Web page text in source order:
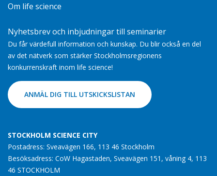
Om life science
Nyhetsbrev och inbjudningar till seminarier
Du får värdefull information och kunskap. Du blir också en del
av det nätverk som stärker Stockholmsregionens
konkurrenskraft inom life science!
ANMÄL DIG TILL UTSKICKSLISTAN
STOCKHOLM SCIENCE CITY
Postadress: Sveavägen 166, 113 46 Stockholm
Besöksadress: CoW Hagastaden, Sveavägen 151, våning 4, 113
46 STOCKHOLM